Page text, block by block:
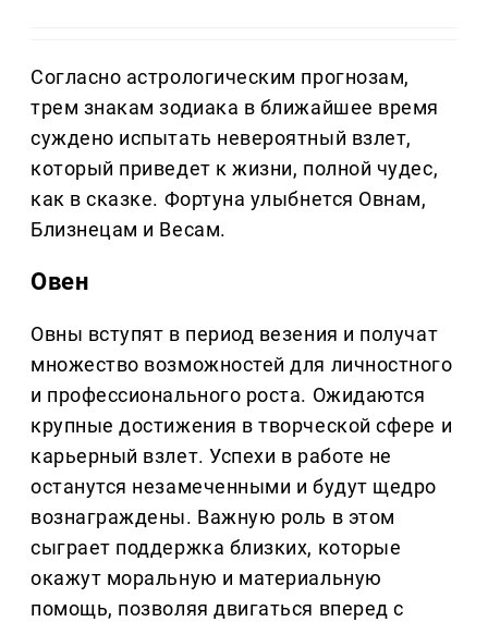
Согласно астрологическим прогнозам,
трем знакам зодиака в ближайшее время
суждено испытать невероятный взлет,
который приведет к жизни, полной чудес,
как в сказке. Фортуна улыбнется Овнам,
Близнецам и Весам.
Овен
Овны вступят в период везения и получат
множество возможностей для личностного
и профессионального роста. Ожидаются
крупные достижения в творческой сфере и
карьерный взлет. Успехи в работе не
останутся незамеченными и будут щедро
вознаграждены. Важную роль в этом
сыграет поддержка близких, которые
окажут моральную и материальную
помощь, позволяя двигаться вперед с